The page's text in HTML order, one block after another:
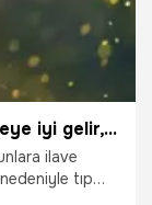
Polenin faydaları nelerdir? Polen neye iyi gelir, ne kadar tüketilmelidir?
ilave
tıp